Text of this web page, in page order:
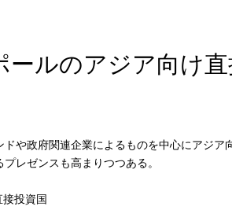
ールのアジア向け直
や政府関連企業によるものを中心にアジア
レゼンスも高まりつつある。
投資国